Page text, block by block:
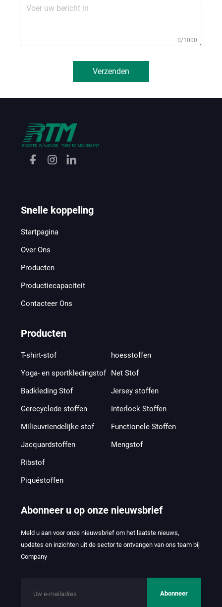
0/1000
Verzenden
Snelle koppeling
Startpagina
Over Ons
Producten
Productiecapaciteit
Contacteer Ons
Producten
T-shirt-stof
Yoga- en sportkledingstof
Badkleding Stof
Gerecyclede stoffen
hoesstoffen
Net Stof
Jersey stoffen
Interlock Stoffen
Milieuvriendelijke stof
Jacquardstoffen
Ribstof
Piquéstoffen
Functionele Stoffen
Mengstof
Abonneer u op onze nieuwsbrief
Meld u aan voor onze nieuwsbrief om het laatste nieuws,
updates en inzichten uit de sector te ontvangen van ons team bij
Company
Abonneer